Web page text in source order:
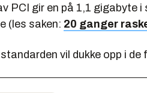
PCI gir en på 1,1 gigabyte
(les saken: 20 ganger
standarden vil dukke opp i